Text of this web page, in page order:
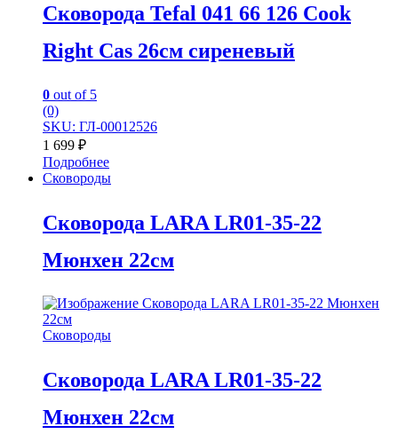
Сковорода Tefal 041 66 126 Cook
Right Cas 26см сиреневый
0 out of 5
(0)
SKU: ГЛ-00012526
1 699 ₽
Подробнее
Сковороды
Сковорода LARA LR01-35-22
Мюнхен 22см
Сковороды
Сковорода LARA LR01-35-22
Мюнхен 22см